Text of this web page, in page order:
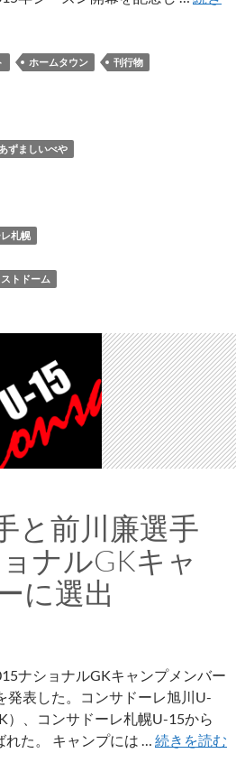
ホームタウン 刊行物
あずましいべや
札幌
トドーム
と前川廉選手
ナルGKキャ
に選出
ナショナルGKキャンプメンバー
発表した。コンサドーレ旭川U-
）、コンサドーレ札幌U-15から
た。 キャンプには … 続きを読む